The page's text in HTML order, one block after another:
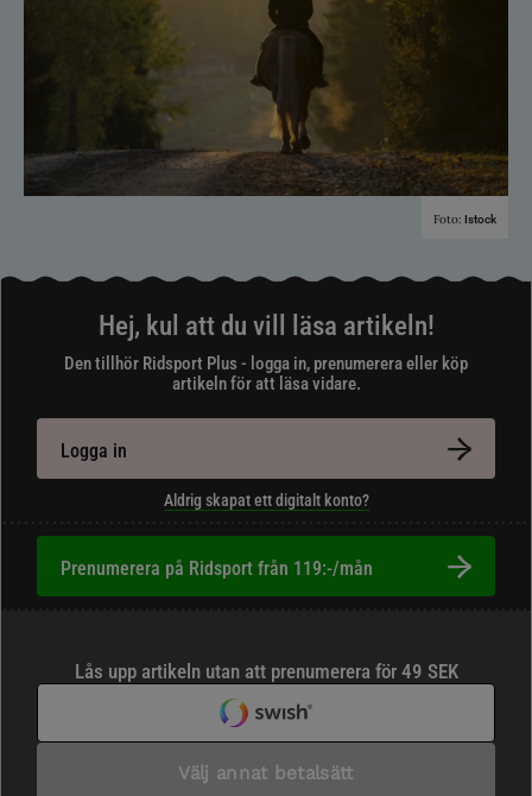
Foto: Istock
Hej, kul att du vill läsa artikeln!
Den tillhör Ridsport Plus - logga in, prenumerera eller köp
artikeln för att läsa vidare.
Logga in
Aldrig skapat ett digitalt konto?
Prenumerera på Ridsport från 119:-/mån